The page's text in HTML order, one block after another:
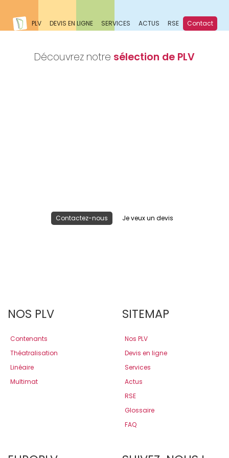
PLV DEVIS EN LIGNE SERVICES ACTUS RSE Contact
Découvrez notre sélection de PLV
Contactez-nous Je veux un devis
NOS PLV
Contenants
Théatralisation
Linéaire
Multimat
SITEMAP
Nos PLV
Devis en ligne
Services
Actus
RSE
Glossaire
FAQ